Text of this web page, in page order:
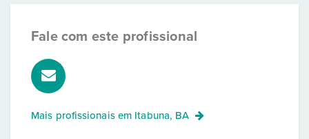
Fale com este profissional
Mais profissionais em Itabuna, BA